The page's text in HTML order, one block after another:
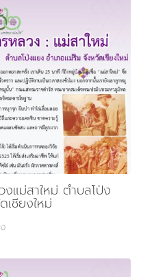
แม่สาใหม่ ตำบลโป่ง
ชียงใหม่